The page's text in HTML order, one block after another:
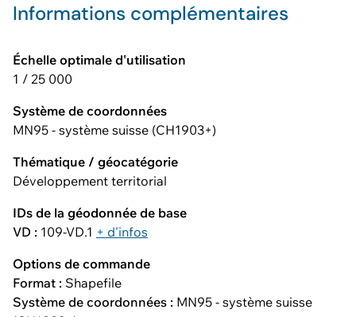
Informations complémentaires
Échelle optimale d'utilisation
1 / 25 000
Système de coordonnées
MN95 - système suisse (CH1903+)
Thématique / géocatégorie
Développement territorial
IDs de la géodonnée de base
VD : 109-VD.1 + d'infos
Options de commande
Format : Shapefile
Système de coordonnées : MN95 - système suisse